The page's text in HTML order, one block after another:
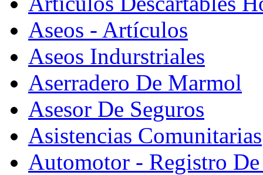
Aseos - Artículos
Aseos Indurstriales
Aserradero De Marmol
Asesor De Seguros
Asistencias Comunitarias
Automotor - Registro